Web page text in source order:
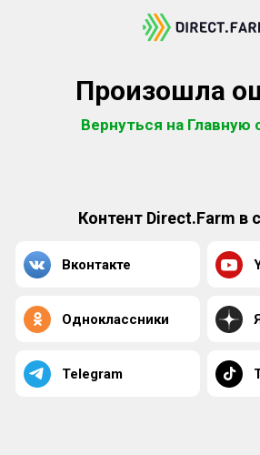
Произошла
Вернуться на Главную
Контент Direct.Farm в
Вконтакте
Одноклассники
Telegram